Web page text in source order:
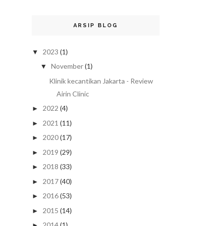
ARSIP BLOG
▼ 2023 (1)
▼ November(1)
Klinik kecantikan Jakarta - Review
Airin Clinic
► 2022 (4)
► 2021 (11)
► 2020(17)
► 2019 (29)
► 2018 (33)
► 2017(40)
► 2016(53)
► 2015 (14)